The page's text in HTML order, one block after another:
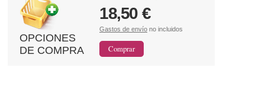
OPCIONES
DE COMPRA
18,50 €
Gastos de envío no incluidos